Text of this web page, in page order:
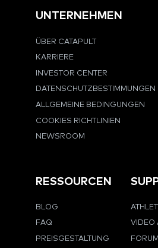
UNTERNEHMEN
ÜBER CATAPULT
KARRIERE
INVESTOR CENTER
DATENSCHUTZBESTIMMUNGEN
ALLGEMEINE BEDINGUNGEN
COOKIES RICHTLINIEN
NEWSROOM
RESSOURCEN
BLOG
FAQ
PREISGESTALTUNG
VIDEO
FORUM